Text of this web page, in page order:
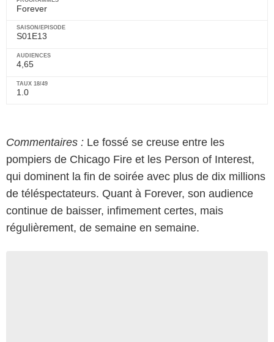
Forever
S01E13
4,65
1.0
Commentaires : Le fossé se creuse entre les
pompiers de Chicago Fire et les Person of Interest,
qui dominent la fin de soirée avec plus de dix millions
de téléspectateurs. Quant à Forever, son audience
continue de baisser, infimement certes, mais
régulièrement, de semaine en semaine.